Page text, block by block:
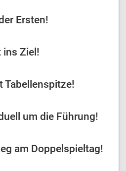
Ersten!
ins Ziel!
Tabellenspitze!
um die Führung!
am Doppelspieltag!